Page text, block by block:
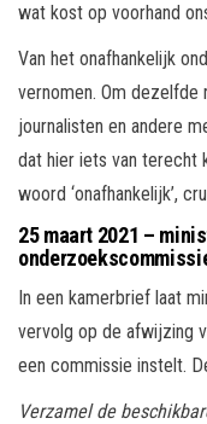
wat kost op voorhand
Van het onafhankelijk
vernomen. Om dezelfde
journalisten en andere
dat hier iets van terecht
woord ‘onafhankelijk’,
25 maart 2021 –
In een kamerbrief laat
vervolg op de afwijzing
een commissie instelt.
Verzamel de